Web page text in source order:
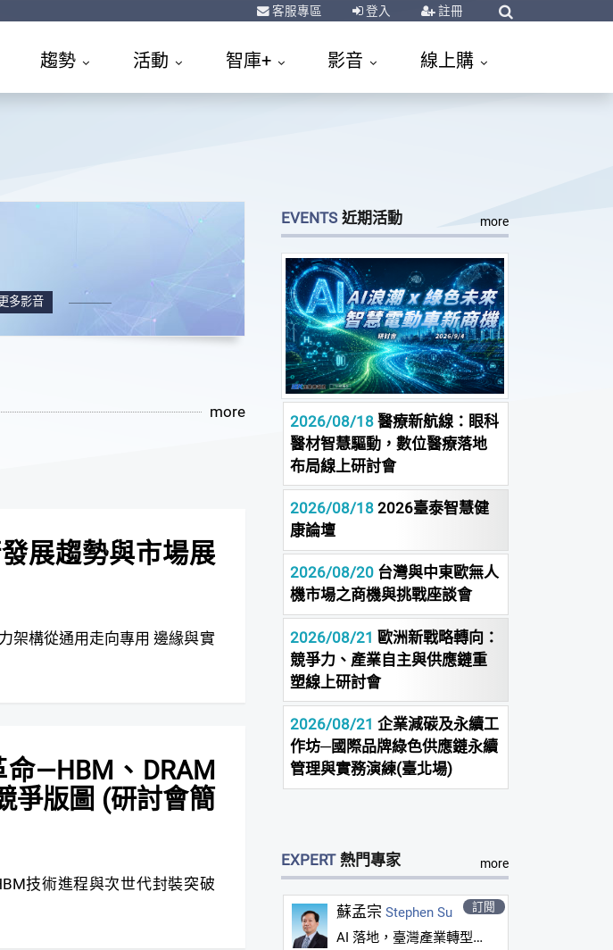
客服專區 登入 註冊
趨勢 活動 智庫+ 影音 線上購
更多影音
more
展趨勢與市場展
—HBM、DRAM
爭版圖 (研討會簡
EVENTS 近期活動 more
2026/08/18 醫療新航線：眼科
醫材智慧驅動，數位醫療落地
布局線上研討會
2026/08/18 2026臺泰智慧健
康論壇
2026/08/20 台灣與中東歐無人
機市場之商機與挑戰座談會
2026/08/21 歐洲新戰略轉向：
競爭力、產業自主與供應鏈重
塑線上研討會
2026/08/21 企業減碳及永續工
作坊─國際品牌綠色供應鏈永續
管理與實務演練(臺北場)
EXPERT 熱門專家 more
訂閱
蘇孟宗 Stephen Su
AI 落地，臺灣產業轉型的成功路徑